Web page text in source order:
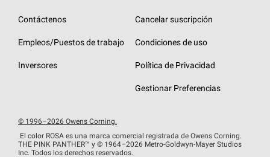
Garantías de techos
Diseño en el techo
Eventos para contratistas
Financiamiento de techos
Contáctenos
Empleos/Puestos de trabajo
Inversores
Cancelar suscripción
Condiciones de uso
Política de Privacidad
Gestionar Preferencias
© 1996–2026 Owens Corning.
El color ROSA es una marca comercial registrada de Owens Corning.
THE PINK PANTHER™ y © 1964–2026 Metro-Goldwyn-Mayer Studios
Inc. Todos los derechos reservados.